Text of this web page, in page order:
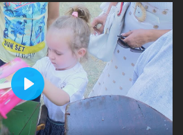
Play